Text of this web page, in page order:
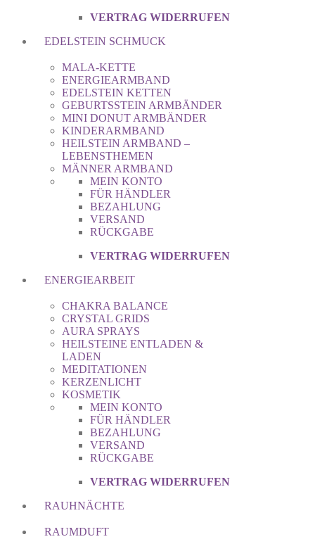
VERTRAG WIDERRUFEN
EDELSTEIN SCHMUCK
MALA-KETTE
ENERGIEARMBAND
EDELSTEIN KETTEN
GEBURTSSTEIN ARMBÄNDER
MINI DONUT ARMBÄNDER
KINDERARMBAND
HEILSTEIN ARMBAND –
LEBENSTHEMEN
MÄNNER ARMBAND
MEIN KONTO
FÜR HÄNDLER
BEZAHLUNG
VERSAND
RÜCKGABE
VERTRAG WIDERRUFEN
ENERGIEARBEIT
CHAKRA BALANCE
CRYSTAL GRIDS
AURA SPRAYS
HEILSTEINE ENTLADEN &
LADEN
MEDITATIONEN
KERZENLICHT
KOSMETIK
MEIN KONTO
FÜR HÄNDLER
BEZAHLUNG
VERSAND
RÜCKGABE
VERTRAG WIDERRUFEN
RAUHNÄCHTE
RAUMDUFT